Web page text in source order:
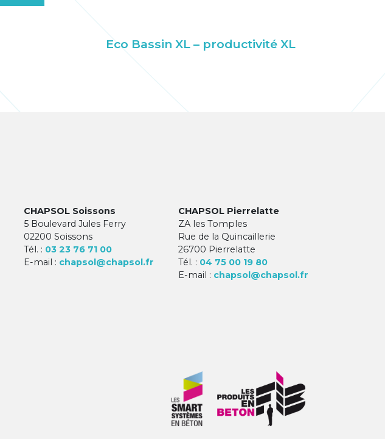
Eco Bassin XL – productivité XL
CHAPSOL Soissons
5 Boulevard Jules Ferry
02200 Soissons
Tél. : 03 23 76 71 00
E-mail : chapsol@chapsol.fr
CHAPSOL Pierrelatte
ZA les Tomples
Rue de la Quincaillerie
26700 Pierrelatte
Tél. : 04 75 00 19 80
E-mail : chapsol@chapsol.fr